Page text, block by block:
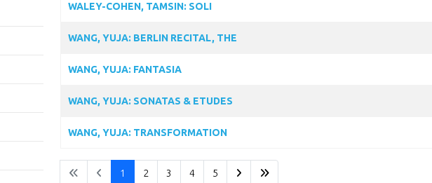
WALEY-COHEN, TAMSIN: SOLI
WANG, YUJA: BERLIN RECITAL, THE
WANG, YUJA: FANTASIA
WANG, YUJA: SONATAS & ETUDES
WANG, YUJA: TRANSFORMATION
1 2 3 4 5